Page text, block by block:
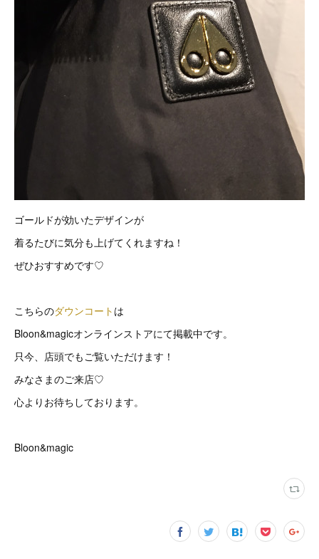
ゴールドが効いたデザインが
着るたびに気分も上げてくれますね！
ぜひおすすめです♡
こちらのダウンコート は
Bloon&magicオンラインストアにて掲載中です。
只今、店頭でもご覧いただけます！
みなさまのご来店♡
心よりお待ちしております。
Bloon&magic